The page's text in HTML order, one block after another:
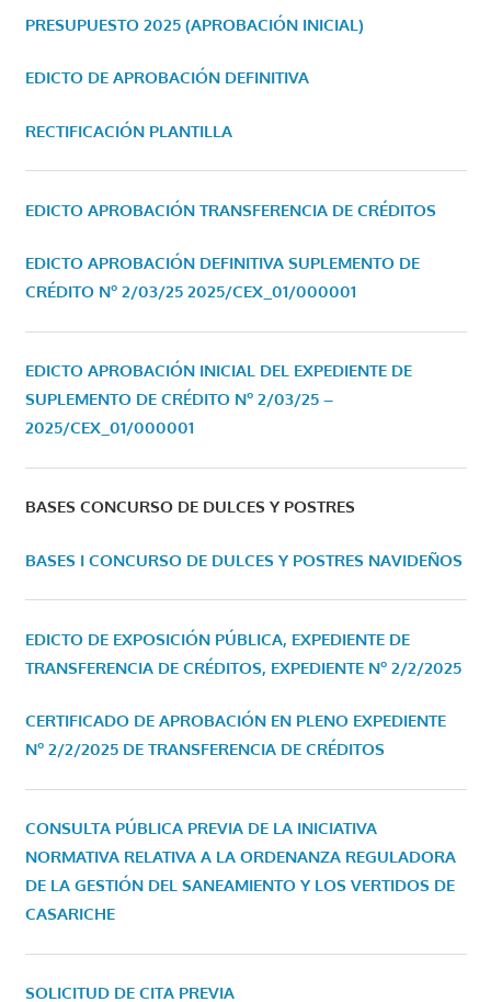
PRESUPUESTO 2025 (APROBACIÓN INICIAL)
EDICTO DE APROBACIÓN DEFINITIVA
RECTIFICACIÓN PLANTILLA
EDICTO APROBACIÓN TRANSFERENCIA DE CRÉDITOS
EDICTO APROBACIÓN DEFINITIVA SUPLEMENTO DE
CRÉDITO Nº 2/03/25 2025/CEX_01/000001
EDICTO APROBACIÓN INICIAL DEL EXPEDIENTE DE
SUPLEMENTO DE CRÉDITO Nº 2/03/25 –
2025/CEX_01/000001
BASES CONCURSO DE DULCES Y POSTRES
BASES I CONCURSO DE DULCES Y POSTRES NAVIDEÑOS
EDICTO DE EXPOSICIÓN PÚBLICA, EXPEDIENTE DE
TRANSFERENCIA DE CRÉDITOS, EXPEDIENTE Nº 2/2/2025
CERTIFICADO DE APROBACIÓN EN PLENO EXPEDIENTE
Nº 2/2/2025 DE TRANSFERENCIA DE CRÉDITOS
CONSULTA PÚBLICA PREVIA DE LA INICIATIVA
NORMATIVA RELATIVA A LA ORDENANZA REGULADORA
DE LA GESTIÓN DEL SANEAMIENTO Y LOS VERTIDOS DE
CASARICHE
SOLICITUD DE CITA PREVIA